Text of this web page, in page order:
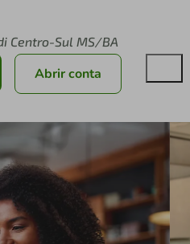
Centro-Sul MS/BA
Abrir conta